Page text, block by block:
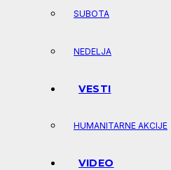
SUBOTA
NEDELJA
VESTI
HUMANITARNE AKCIJE
VIDEO